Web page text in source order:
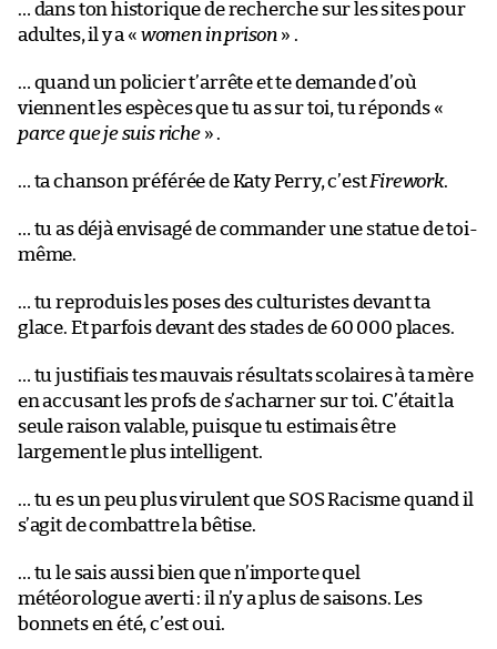
… dans ton historique de recherche sur les sites pour
adultes, il y a « women in prison » .
… quand un policier t’arrête et te demande d’où
viennent les espèces que tu as sur toi, tu réponds «
parce que je suis riche» .
… ta chanson préférée de Katy Perry, c’estFirework.
… tu as déjà envisagé de commander une statue de toi-
même.
… tu reproduis les poses des culturistes devant ta
glace. Et parfois devant des stades de 60 000 places.
… tu justifiais tes mauvais résultats scolaires à ta mère
en accusant les profs de s’acharner sur toi. C’était la
seule raison valable, puisque tu estimais être
largement le plus intelligent.
… tu es un peu plus virulent que SOS Racisme quand il
s’agit de combattre la bêtise.
… tu le sais aussi bien que n’importe quel
météorologue averti : il n’y a plus de saisons. Les
bonnets en été, c’est oui.